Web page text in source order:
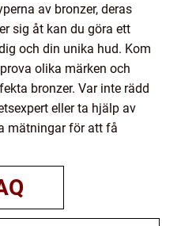
av bronzer, deras
sig åt kan du göra ett
och din unika hud. Kom
olika märken och
bronzer. Var inte rädd
eller ta hjälp av
mätningar för att få